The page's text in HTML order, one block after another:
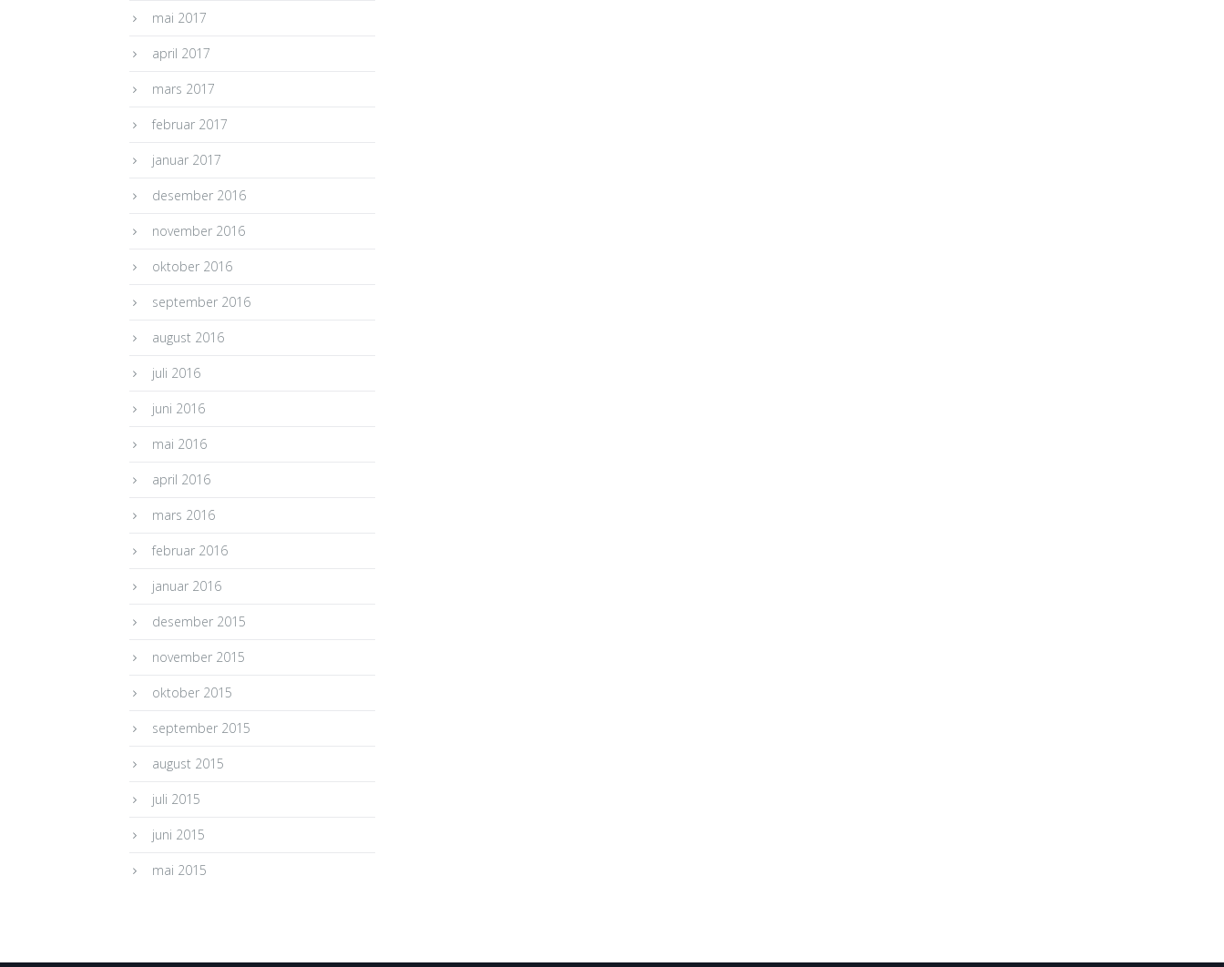
mai 2017
april 2017
mars 2017
februar 2017
januar 2017
desember 2016
november 2016
oktober 2016
september 2016
august 2016
juli 2016
juni 2016
mai 2016
april 2016
mars 2016
februar 2016
januar 2016
desember 2015
november 2015
oktober 2015
september 2015
august 2015
juli 2015
juni 2015
mai 2015